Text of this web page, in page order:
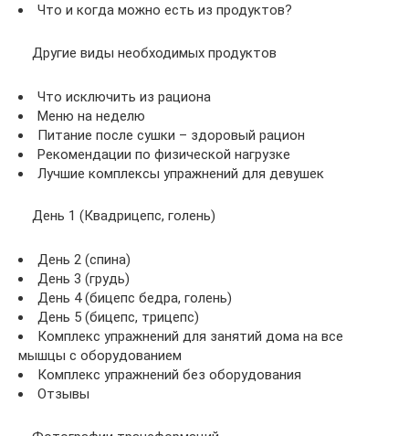
Что и когда можно есть из продуктов?
Другие виды необходимых продуктов
Что исключить из рациона
Меню на неделю
Питание после сушки – здоровый рацион
Рекомендации по физической нагрузке
Лучшие комплексы упражнений для девушек
День 1 (Квадрицепс, голень)
День 2 (спина)
День 3 (грудь)
День 4 (бицепс бедра, голень)
День 5 (бицепс, трицепс)
Комплекс упражнений для занятий дома на все
мышцы с оборудованием
Комплекс упражнений без оборудования
Отзывы